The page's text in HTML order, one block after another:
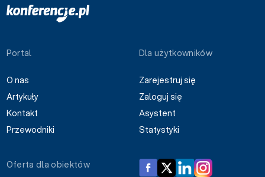
Portal
O nas
Artykuły
Kontakt
Przewodniki
Dla użytkowników
Zarejestruj się
Zaloguj się
Asystent
Statystyki
Oferta dla obiektów